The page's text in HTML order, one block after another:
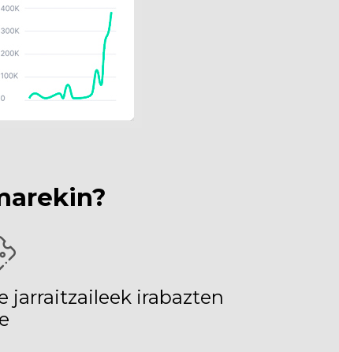
jarraitzaileek irabazten